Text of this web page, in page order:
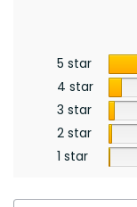
5 star
4 star
3 star
2 star
1 star